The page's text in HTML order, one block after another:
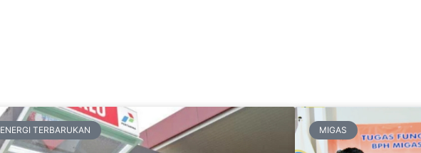
ENERGI TERBARUKAN MIGAS